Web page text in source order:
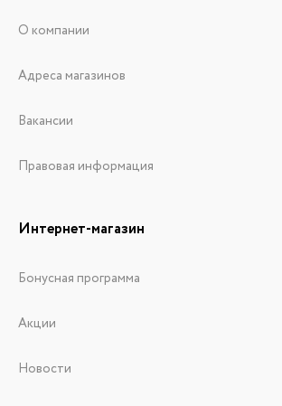
О компании
Адреса магазинов
Вакансии
Правовая информация
Интернет-магазин
Бонусная программа
Акции
Новости